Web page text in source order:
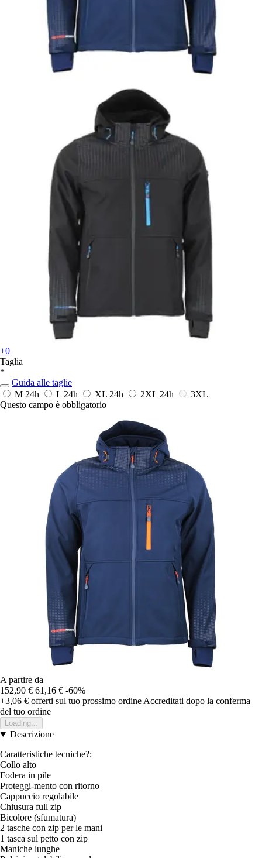
+0
Taglia
*
Guida alle taglie
M 24h L 24h XL 24h 2XL 24h
3XL
Questo campo è obbligatorio
A partire da
152,90 € 61,16 € -60%
+3,06 € offerti sul tuo prossimo ordine Accreditati dopo la conferma
del tuo ordine
Loading...
Descrizione
Caratteristiche tecniche?:
Collo alto
Fodera in pile
Proteggi-mento con ritorno
Cappuccio regolabile
Chiusura full zip
Bicolore (sfumatura)
2 tasche con zip per le mani
1 tasca sul petto con zip
Maniche lunghe